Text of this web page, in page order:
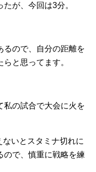
が、今回は3分。
るので、自分の距離を
と思ってます。
私の試合で大会に火を
いとスタミナ切れに
ので、慎重に戦略を練